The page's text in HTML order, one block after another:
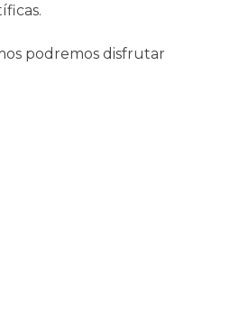
podremos disfrutar